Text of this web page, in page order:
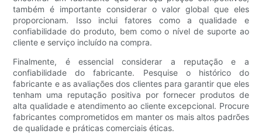
também é importante considerar o valor global que eles
proporcionam. Isso inclui fatores como a qualidade e
confiabilidade do produto, bem como o nível de suporte ao
cliente e serviço incluído na compra.
Finalmente, é essencial considerar a reputação e a
confiabilidade do fabricante. Pesquise o histórico do
fabricante e as avaliações dos clientes para garantir que eles
tenham uma reputação positiva por fornecer produtos de
alta qualidade e atendimento ao cliente excepcional. Procure
fabricantes comprometidos em manter os mais altos padrões
de qualidade e práticas comerciais éticas.